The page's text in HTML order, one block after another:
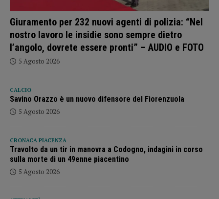
Giuramento per 232 nuovi agenti di polizia: “Nel
nostro lavoro le insidie sono sempre dietro
l’angolo, dovrete essere pronti” – AUDIO e FOTO
5 Agosto 2026
CALCIO
Savino Orazzo è un nuovo difensore del Fiorenzuola
5 Agosto 2026
CRONACA PIACENZA
Travolto da un tir in manovra a Codogno, indagini in corso
sulla morte di un 49enne piacentino
5 Agosto 2026